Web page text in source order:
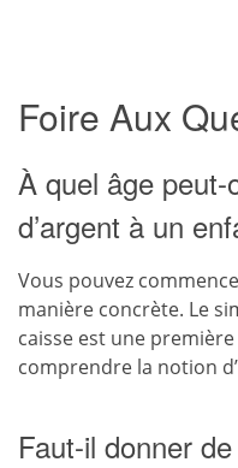
Foire Aux
À quel âge
d’argent à un
Vous pouvez
manière concrète. Le
caisse est une
comprendre la notion
Faut-il donner